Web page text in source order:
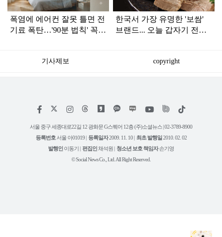
폭염에 에어컨 잘못 틀면 전
기료 폭탄…'90분 법칙' 꼭
한국서 가장 유명한 '보쌈'
브랜드... 오늘 갑자기 전해
기사제보 copyright
페
스
인
타
램
위
트
유
튜
틱
서울 중구 세종대로22길 12 광화문 G스퀘어 12층 (주)소셜뉴스 | 02-3789-8900
등록번호 서울 아01019 | 등록일자2009. 11. 10 | 최초 발행일 2010. 02. 02
발행인 이동기 | 편집인 채석원 | 청소년 보호 책임자손기영
© Social News Co., Ltd. All Right Reserved.